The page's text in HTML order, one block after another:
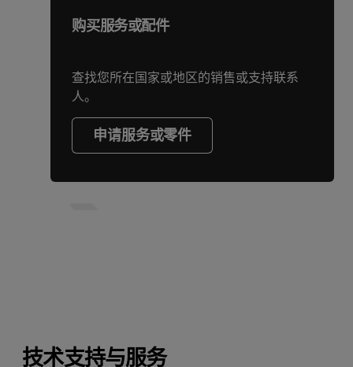
购买服务或配件
查找您所在国家或地区的销售或支持联系
人。
申请服务或零件
技术支持与服务